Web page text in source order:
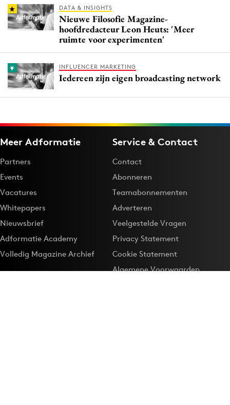
DATA & INSIGHTS
Nieuwe Filosofie Magazine-
hoofdredacteur Leon Heuts: 'Meer
ruimte voor experimenten'
INFLUENCER MARKETING
Iedereen zijn eigen broadcasting network
Meer Adformatie
Partners
Events
Vacatures
Whitepapers
Nieuwsbrief
Adformatie Academy
Volledig Magazine Archief
Service & Contact
Contact
Abonneren
Teamabonnementen
Adverteren
Veelgestelde Vragen
Privacy Statement
Cookie Statement
Algemene Voorwaarden